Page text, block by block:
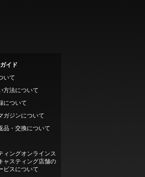
イド
いて
方法について
について
ガジンについて
品・交換について
ィングオンラインス
ャスティング店舗の
ビスについて